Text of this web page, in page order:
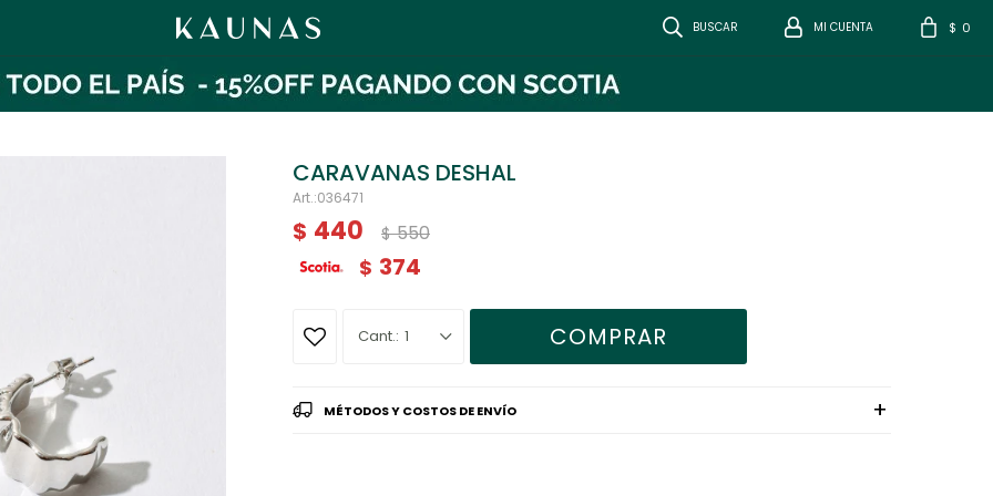
$ 0
CARAVANAS DESHAL
036471
$ 440 $ 550
$ 374
1 COMPRAR
MÉTODOS Y COSTOS DE ENVÍO